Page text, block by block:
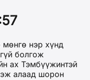
мөнгө нэр хүнд
болгож
ах Тэмбүүжинтэй
алаад шорон